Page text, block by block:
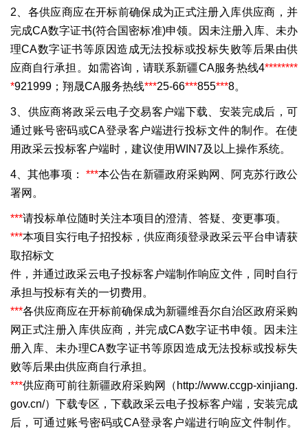
2、各供应商应在开标前确保成为正式注册入库供应商，并
完成CA数字证书(符合国密标准)申领。因未注册入库、未办
理CA数字证书等原因造成无法投标或投标失败等后果由供
应商自行承担。如需咨询，请联系新疆CA服务热线4********
*921999；翔晟CA服务热线***25-66***855***8。
3、供应商将政采云电子交易客户端下载、安装完成后，可
通过账号密码或CA登录客户端进行投标文件的制作。在使
用政采云投标客户端时，建议使用WIN7及以上操作系统。
4、其他事项： ***本公告在新疆政府采购网、阿克苏行政公
署网。
***请投标单位随时关注本项目的澄清、答疑、变更事项。
***本项目实行电子招投标，供应商须登录政采云平台申请获
取招标文
件，并通过政采云电子投标客户端制作响应文件，同时自行
承担与投标有关的一切费用。
***各供应商应在开标前确保成为新疆维吾尔自治区政府采购
网正式注册入库供应商，并完成CA数字证书申领。因未注
册入库、未办理CA数字证书等原因造成无法投标或投标失
败等后果由供应商自行承担。
***供应商可前往新疆政府采购网（http://www.ccgp-xinjiang.
gov.cn/）下载专区，下载政采云电子投标客户端，安装完成
后，可通过账号密码或CA登录客户端进行响应文件制作。